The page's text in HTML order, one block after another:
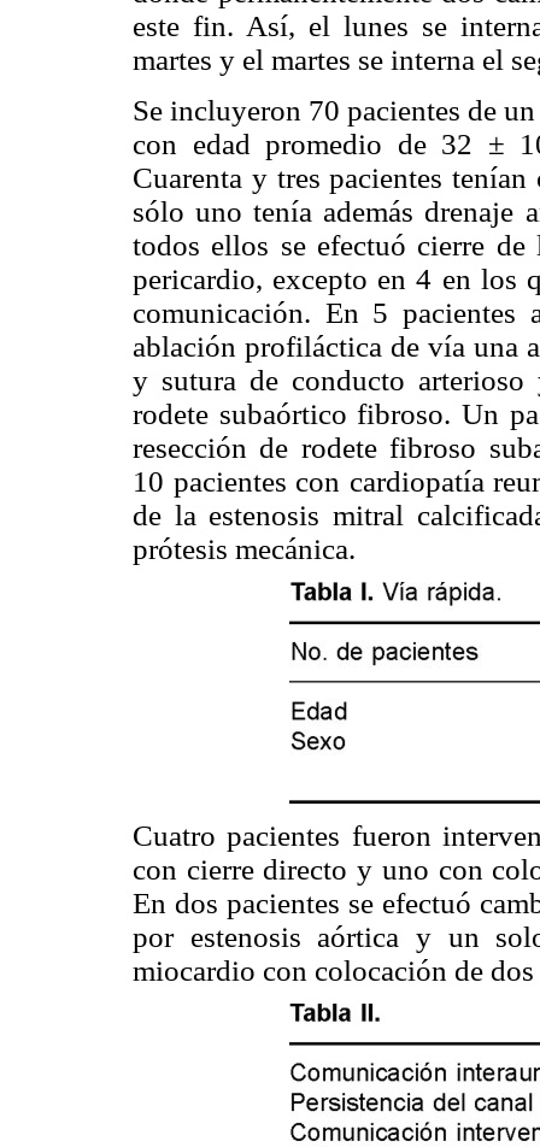
este fin. Así, el lunes se
martes y el martes se interna el
Se incluyeron 70 pacientes de
con edad promedio de 32 ±
Cuarenta y tres pacientes
sólo uno tenía además drenaje
todos ellos se efectuó cierre
pericardio, excepto en 4 en los
comunicación. En 5
ablación profiláctica de vía una
y sutura de conducto
rodete subaórtico fibroso. Un
resección de rodete fibroso
10 pacientes con cardiopatía
de la estenosis mitral
prótesis mecánica.
Cuatro pacientes fueron
con cierre directo y uno con
En dos pacientes se efectuó
por estenosis aórtica y un
miocardio con colocación de